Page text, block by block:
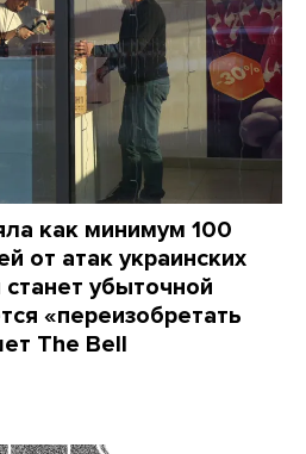
как минимум 100
от атак украинских
убыточной
«переизобретать
The Bell